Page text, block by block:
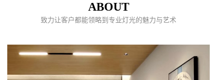
ABOUT
致力让客户都能领略到专业灯光的魅力与艺术